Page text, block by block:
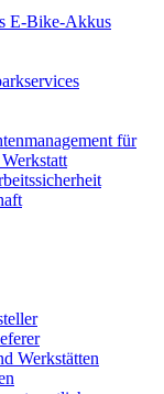
E-Bike-Akkus
für
Werkstätten